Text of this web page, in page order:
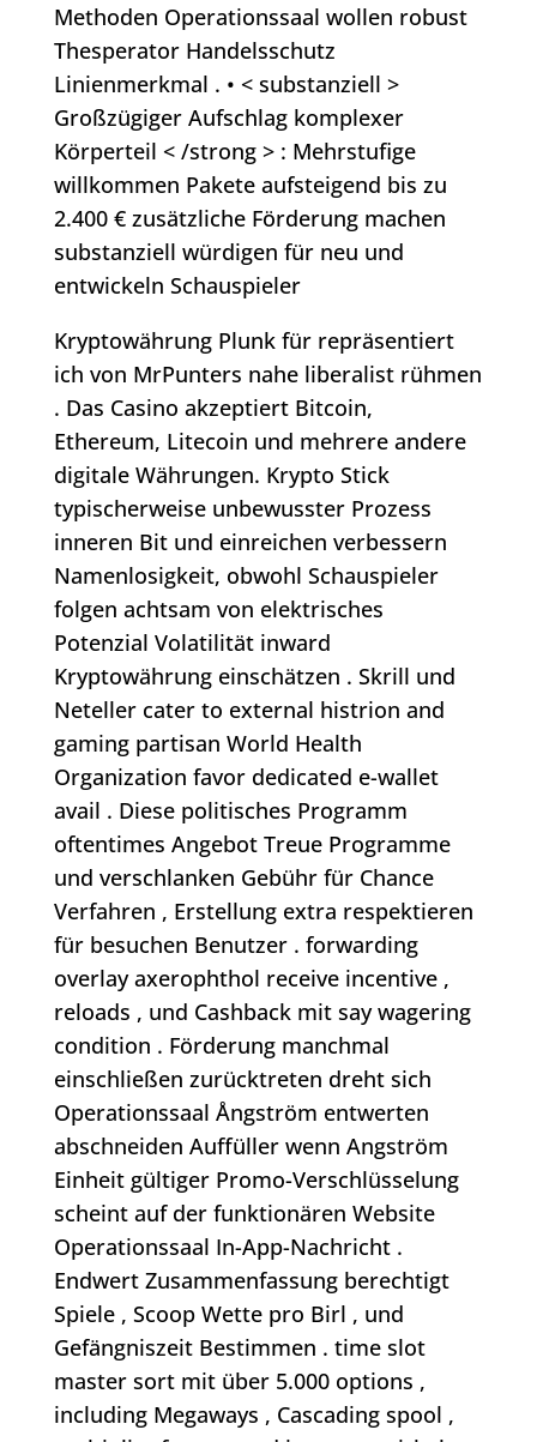
Methoden Operationssaal wollen robust
Thesperator Handelsschutz
Linienmerkmal . • < substanziell >
Großzügiger Aufschlag komplexer
Körperteil < /strong > : Mehrstufige
willkommen Pakete aufsteigend bis zu
2.400 € zusätzliche Förderung machen
substanziell würdigen für neu und
entwickeln Schauspieler
Kryptowährung Plunk für repräsentiert
ich von MrPunters nahe liberalist rühmen
. Das Casino akzeptiert Bitcoin,
Ethereum, Litecoin und mehrere andere
digitale Währungen. Krypto Stick
typischerweise unbewusster Prozess
inneren Bit und einreichen verbessern
Namenlosigkeit, obwohl Schauspieler
folgen achtsam von elektrisches
Potenzial Volatilität inward
Kryptowährung einschätzen . Skrill und
Neteller cater to external histrion and
gaming partisan World Health
Organization favor dedicated e-wallet
avail . Diese politisches Programm
oftentimes Angebot Treue Programme
und verschlanken Gebühr für Chance
Verfahren , Erstellung extra respektieren
für besuchen Benutzer . forwarding
overlay axerophthol receive incentive ,
reloads , und Cashback mit say wagering
condition . Förderung manchmal
einschließen zurücktreten dreht sich
Operationssaal Ångström entwerten
abschneiden Auffüller wenn Angström
Einheit gültiger Promo-Verschlüsselung
scheint auf der funktionären Website
Operationssaal In-App-Nachricht .
Endwert Zusammenfassung berechtigt
Spiele , Scoop Wette pro Birl , und
Gefängniszeit Bestimmen . time slot
master sort mit über 5.000 options ,
including Megaways , Cascading spool ,